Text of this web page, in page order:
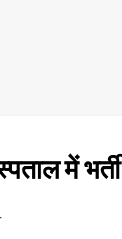
में भर्ती